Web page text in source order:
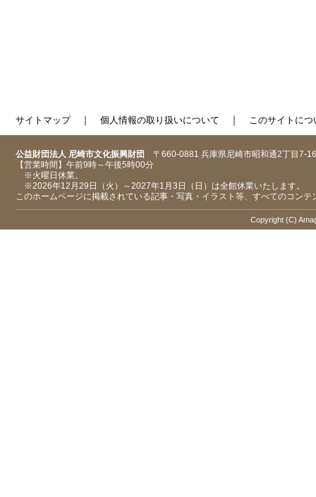
サイトマップ｜ 個人情報の取り扱いについて ｜ このサイトにつ
公益財団法人 尼崎市文化振興財団 〒660-0881 兵庫県尼崎市昭和通2丁目7-16
【営業時間】午前9時～午後5時00分
※火曜日休業。
※2026年12月29日（火）～2027年1月3日（日）は全館休業いたします。
このホームページに掲載されている記事・写真・イラスト等、すべてのコン
Copyright (C)